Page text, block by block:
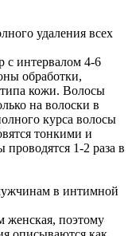
удаления всех
с интервалом 4-6
обработки,
кожи. Волосы
на волоски в
курса волосы
тонкими и
1-2 раза в
в интимной
женская, поэтому